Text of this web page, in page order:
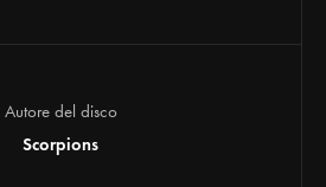
Autore del disco
Scorpions